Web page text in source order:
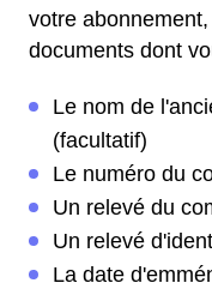
votre
documents dont
Le nom de
(facultatif)
Le numéro du
Un relevé du
Un relevé
La date